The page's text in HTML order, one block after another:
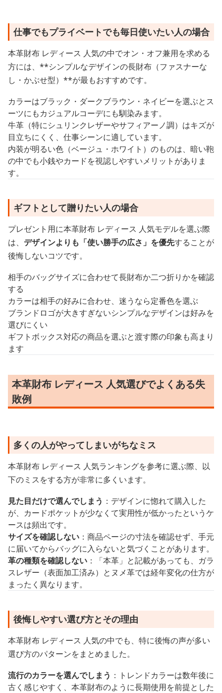
仕事でもプライベートでも毎日使いたい人の場合
本革財布 レディース 人気の中でオン・オフ兼用を求める
方には、**シンプルなデザインの長財布（ファスナーな
し・かぶせ型）**が最もおすすめです。
カラーはブラック・ダークブラウン・ネイビーを選ぶとス
ーツにもカジュアルコーデにも馴染みます。
牛革（特にシュリンクレザーやサフィアーノ調）はキズが
目立ちにくく、仕事シーンに適しています。
内装が明るい色（ベージュ・ホワイト）のものは、暗い鞄
の中でも小銭やカードを視認しやすいメリットがありま
す。
ギフトとして贈りたい人の場合
プレゼント用に本革財布 レディース 人気モデルを選ぶ際
は、 デザインよりも「使い勝手の広さ」を優先することが
後悔しないコツです。
相手のバッグサイズに合わせて長財布か二つ折りかを確認
する
カラーは相手の好みに合わせ、迷うなら定番色を選ぶ
ブランドロゴが大きすぎないシンプルなデザインは好みを
選びにくい
ギフトボックス対応の商品を選ぶと渡す際の印象も高まり
ます
本革財布 レディース 人気選びでよくある失
敗例
多くの人がやってしまいがちなミス
本革財布 レディース 人気ランキングを参考に選ぶ際、以
下のミスをする方が非常に多くいます。
見た目だけで選んでしまう ：デザインに惚れて購入した
が、カードポケットが少なくて実用性が低かったというケ
ースは頻出です。
サイズを確認しない ：商品ページの寸法を確認せず、手元
に届いてからバッグに入らないと気づくことがあります。
革の種類を確認しない ：「本革」と記載があっても、ガラ
スレザー（表面加工済み）とヌメ革では経年変化の仕方が
まったく異なります。
後悔しやすい選び方とその理由
本革財布 レディース 人気の中でも、特に後悔の声が多い
選び方のパターンをまとめました。
流行のカラーを選んでしまう ：トレンドカラーは数年後に
古く感じやすく、本革財布のように長期使用を前提とした